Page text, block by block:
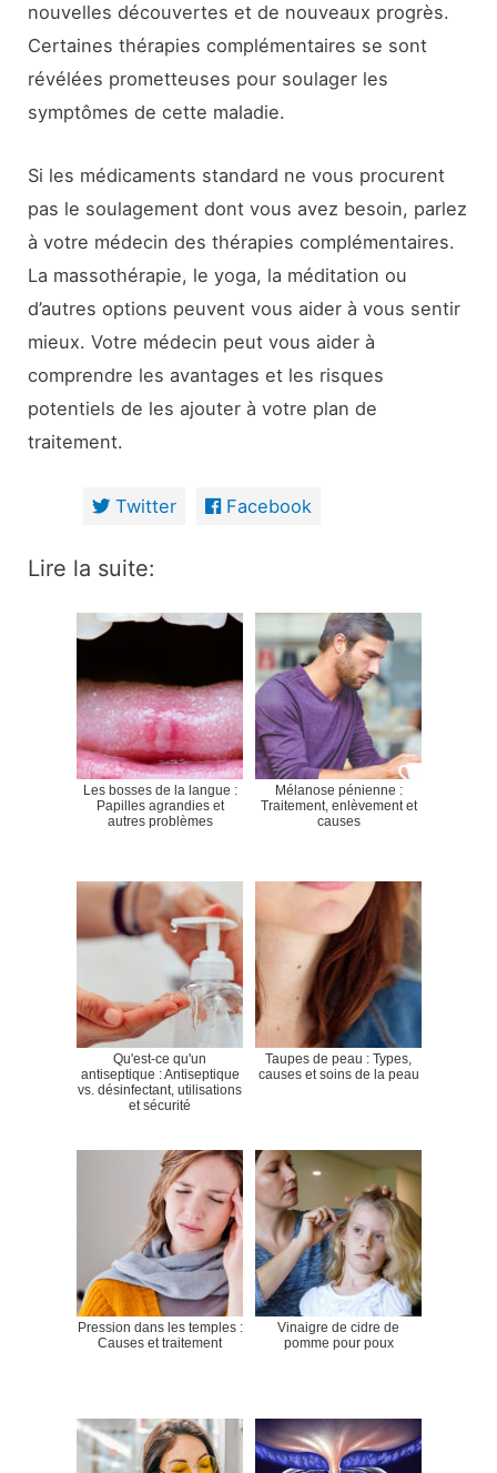
nouvelles découvertes et de nouveaux progrès.
Certaines thérapies complémentaires se sont
révélées prometteuses pour soulager les
symptômes de cette maladie.
Si les médicaments standard ne vous procurent
pas le soulagement dont vous avez besoin, parlez
à votre médecin des thérapies complémentaires.
La massothérapie, le yoga, la méditation ou
d’autres options peuvent vous aider à vous sentir
mieux. Votre médecin peut vous aider à
comprendre les avantages et les risques
potentiels de les ajouter à votre plan de
traitement.
Twitter Facebook
Lire la suite:
Les bosses de la langue :
Papilles agrandies et
autres problèmes
Mélanose pénienne :
Traitement, enlèvement et
causes
Qu'est-ce qu'un
antiseptique : Antiseptique
vs. désinfectant, utilisations
et sécurité
Taupes de peau : Types,
causes et soins de la peau
Pression dans les temples :
Causes et traitement
Vinaigre de cidre de
pomme pour poux